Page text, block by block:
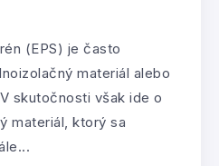
(EPS) je často
materiál alebo
skutočnosti však ide o
materiál, ktorý sa